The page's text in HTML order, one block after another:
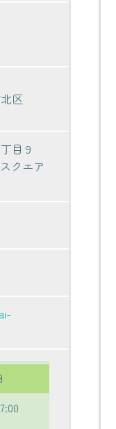
区
目９
クエア